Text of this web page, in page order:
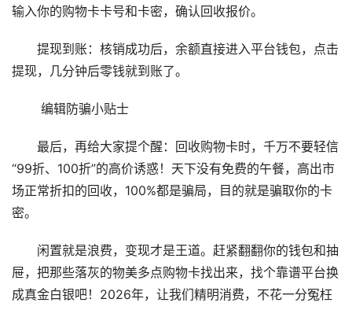
输入你的购物卡卡号和卡密，确认回收报价。
提现到账：核销成功后，余额直接进入平台钱包，点击
提现，几分钟后零钱就到账了。
️ 编辑防骗小贴士
最后，再给大家提个醒：回收购物卡时，千万不要轻信
“99折、100折”的高价诱惑！天下没有免费的午餐，高出市
场正常折扣的回收，100%都是骗局，目的就是骗取你的卡
密。
闲置就是浪费，变现才是王道。赶紧翻翻你的钱包和抽
屉，把那些落灰的物美多点购物卡找出来，找个靠谱平台换
成真金白银吧！2026年，让我们精明消费，不花一分冤枉